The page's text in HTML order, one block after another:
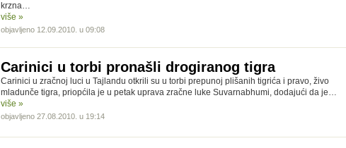
krzna…
više »
objavljeno 12.09.2010. u 09:08
Carinici u torbi pronašli drogiranog tigra
Carinici u zračnoj luci u Tajlandu otkrili su u torbi prepunoj plišanih tigrića i pravo, živo
mladunče tigra, priopćila je u petak uprava zračne luke Suvarnabhumi, dodajući da je…
više »
objavljeno 27.08.2010. u 19:14